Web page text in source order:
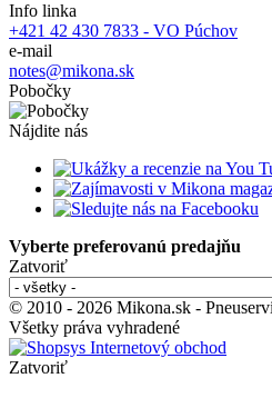
Info linka
+421 42 430 7833 - VO Púchov
e-mail
notes@mikona.sk
Pobočky
Nájdite nás
Vyberte preferovanú predajňu
Zatvoriť
© 2010 - 2026 Mikona.sk -
Všetky práva vyhradené
Zatvoriť